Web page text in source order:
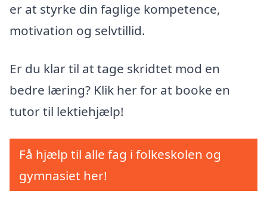
er at styrke din faglige kompetence,
motivation og selvtillid.
Er du klar til at tage skridtet mod en
bedre læring? Klik her for at booke en
tutor til lektiehjælp!
Få hjælp til alle fag i folkeskolen og
gymnasiet her!